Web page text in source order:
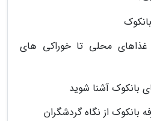
غذاهای محلی تا خوراکی های
بانکوک آشنا شوید